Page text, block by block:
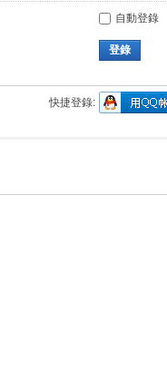
自動登錄
登錄
快捷登錄: